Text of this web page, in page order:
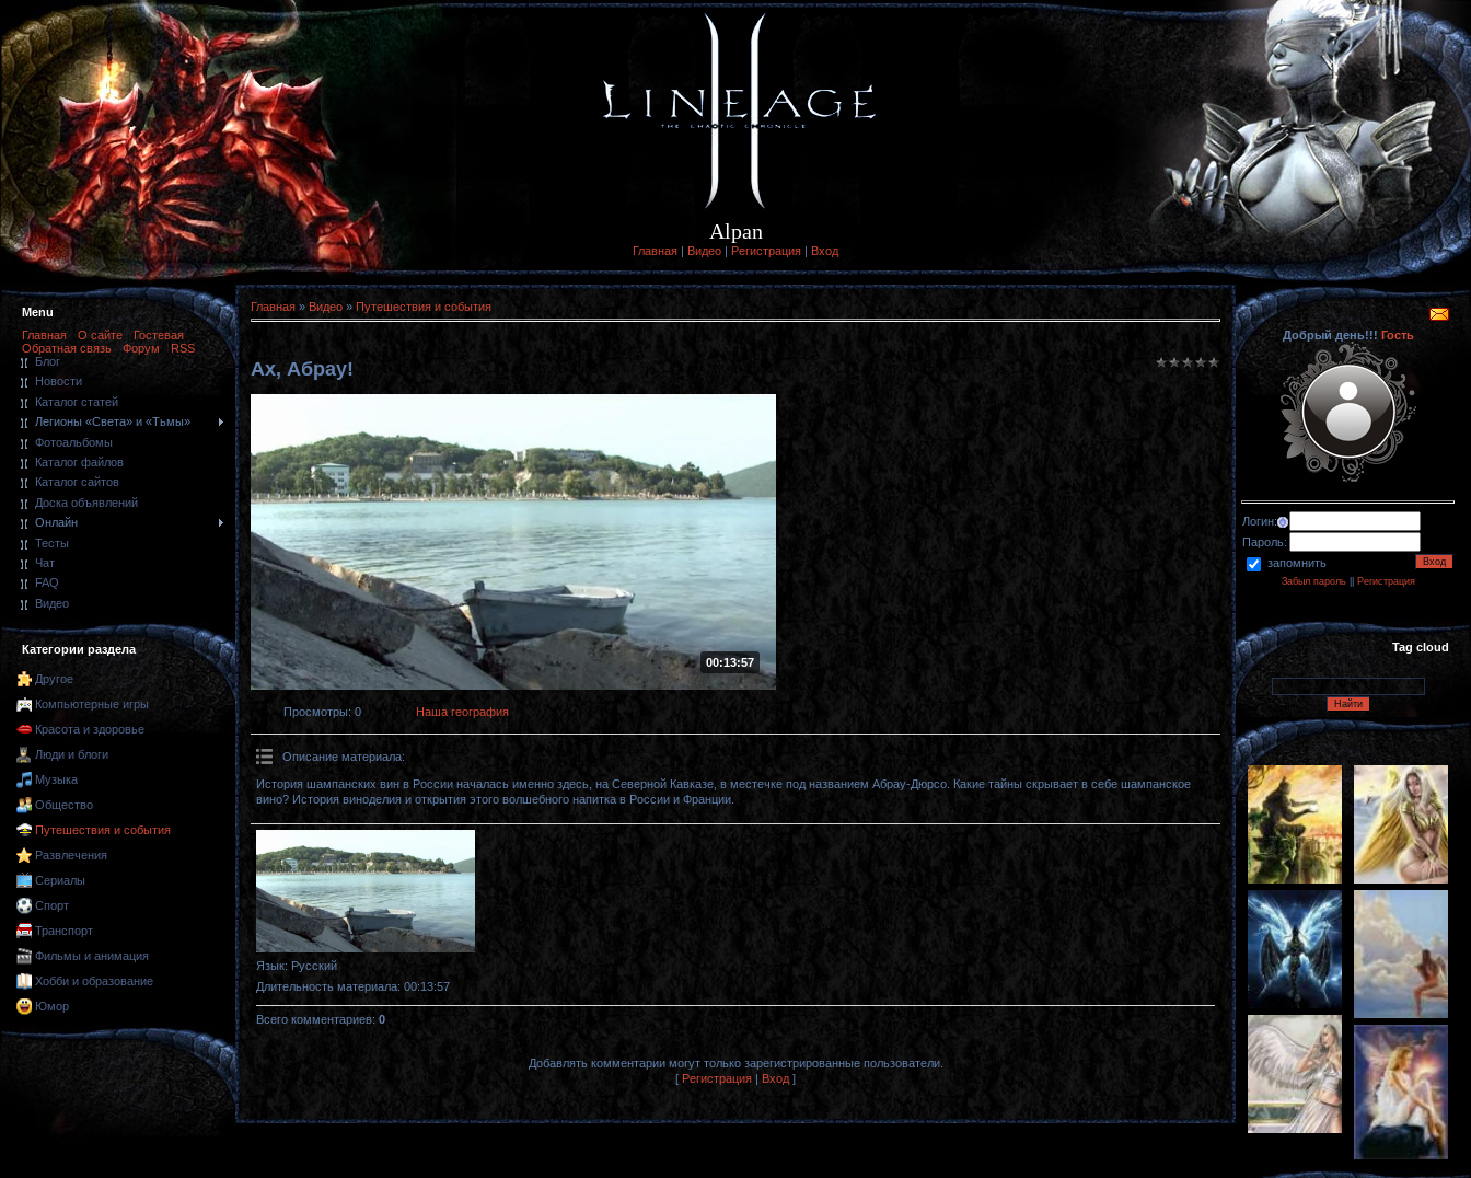
Alpan
Главная | Видео | Регистрация | Вход
Menu
Главная
О сайте
Гостевая
Обратная связь
Форум
RSS
Блог
Новости
Каталог статей
Легионы «Света» и «Тьмы»
Фотоальбомы
Каталог файлов
Каталог сайтов
Доска объявлений
Онлайн
Тесты
Чат
FAQ
Видео
Категории раздела
Другое
Компьютерные игры
Красота и здоровье
Люди и блоги
Музыка
Общество
Путешествия и события
Развлечения
Сериалы
Спорт
Транспорт
Фильмы и анимация
Хобби и образование
Юмор
Главная » Видео » Путешествия и события
Ах, Абрау!
00:13:57
Просмотры: 0 Наша география
Описание материала:
История шампанских вин в России началась именно здесь, на Северной Кавказе, в местечке под названием Абрау-Дюрсо. Какие тайны скрывает в себе шампанское
вино? История виноделия и открытия этого волшебного напитка в России и Франции.
Язык: Русский
Длительность материала: 00:13:57
Всего комментариев: 0
Добавлять комментарии могут только зарегистрированные пользователи.
[ Регистрация | Вход ]
Добрый день!!! Гость
Логин:
Пароль:
запомнить
Забыл пароль|| Регистрация
Tag cloud